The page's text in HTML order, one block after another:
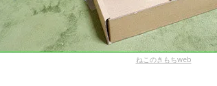
ねこのきもちweb